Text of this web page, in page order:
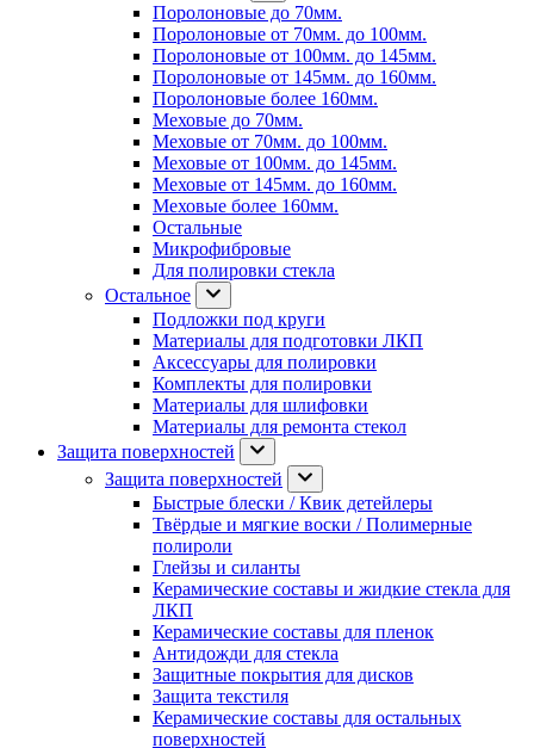
Поролоновые до 70мм.
Поролоновые от 70мм. до 100мм.
Поролоновые от 100мм. до 145мм.
Поролоновые от 145мм. до 160мм.
Поролоновые более 160мм.
Меховые до 70мм.
Меховые от 70мм. до 100мм.
Меховые от 100мм. до 145мм.
Меховые от 145мм. до 160мм.
Меховые более 160мм.
Остальные
Микрофибровые
Для полировки стекла
Остальное
Подложки под круги
Материалы для подготовки ЛКП
Аксессуары для полировки
Комплекты для полировки
Материалы для шлифовки
Материалы для ремонта стекол
Защита поверхностей
Защита поверхностей
Быстрые блески / Квик детейлеры
Твёрдые и мягкие воски / Полимерные
полироли
Глейзы и силанты
Керамические составы и жидкие стекла для
ЛКП
Керамические составы для пленок
Антидожди для стекла
Защитные покрытия для дисков
Защита текстиля
Керамические составы для остальных
поверхностей